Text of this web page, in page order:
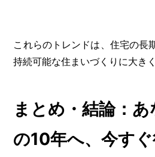
これらのトレンドは、住宅の長
持続可能な住まいづくりに大き
まとめ・結論：
の10年へ、今す